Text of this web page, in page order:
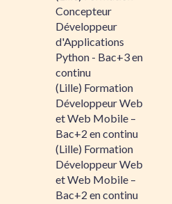
Concepteur
Développeur
d'Applications
Python - Bac+3 en
continu
(Lille) Formation
Développeur Web
et Web Mobile –
Bac+2 en continu
(Lille) Formation
Développeur Web
et Web Mobile –
Bac+2 en continu